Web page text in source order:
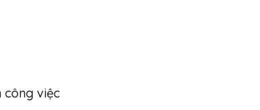
công việc